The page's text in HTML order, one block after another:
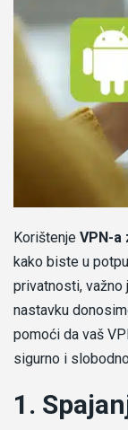
Korištenje VPN-a
kako biste u
privatnosti, važno
nastavku
pomoći da vaš
sigurno i
1.